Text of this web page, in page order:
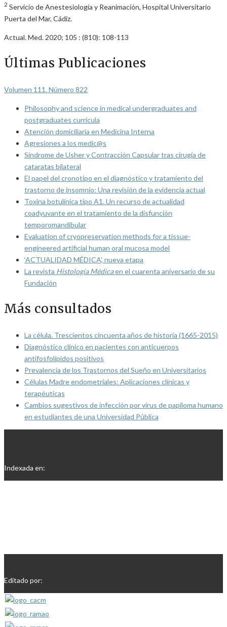
2 Servicio de Anestesiología y Reanimación, Hospital Universitario
Puerta del Mar, Cádiz.
Actual. Med. 2020; 105 : (810): 108-113
Últimas Publicaciones
Volumen 111. Número 822
Philosophy and science in medical undergraduates and
postgraduates curricula
Atención domiciliaria en Medicina Interna
Agresiones a los medic@s
Síndrome de Usher y Contracción Capsular tras cirugía de
cataratas bilateral
El papel del cronotipo en el diagnóstico y tratamiento del
trastorno de insomnio: Una revisión de la evidencia actual
Toxina botulínica tipo A1. Un recurso de actualidad
coadyuvante en el tratamiento de la disfunción
temporomandibular
Evaluation of cryopreservation methods for a tissue-
engineered artificial human oral mucosa model
‘ACTUALIDAD MÉDICA’, nueva etapa
La revista Histología Médicaen el cuarenta aniversario de su
Fundación
Más consultados
La célula. Trescientos cincuenta años de historia (1665-2015)
Diagnóstico clínico en pacientes con anticuerpos
antifosfolípidos positivos
Prevalencia de los Trastornos del Sueño en Universitarios
Células Madre endometriales: Aplicaciones clínicas y
terapéuticas
Cambios sugestivos de infección por virus de papiloma humano
en estudiantes de una Universidad Pública
Indexada en:
Editado por: